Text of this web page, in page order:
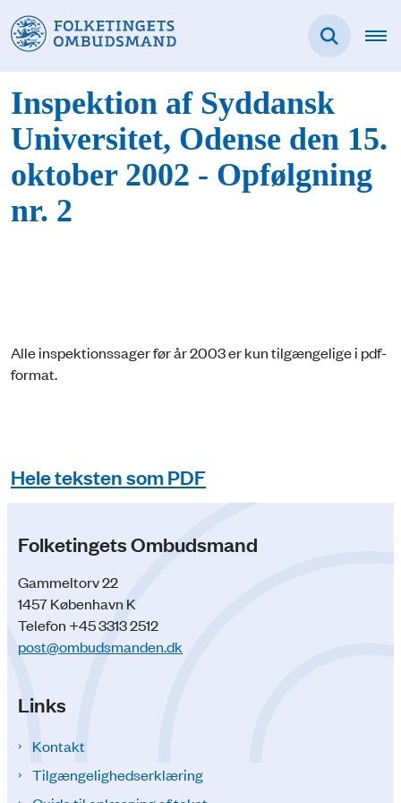
Inspektion af Syddansk
Universitet, Odense den 15.
oktober 2002 - Opfølgning
nr. 2
Alle inspektionssager før år 2003 er kun tilgængelige i pdf-
format.
Hele teksten som PDF
Folketingets Ombudsmand
Gammeltorv 22
1457 København K
Telefon +45 3313 2512
post@ombudsmanden.dk
Links
Kontakt
Tilgængelighedserklæring